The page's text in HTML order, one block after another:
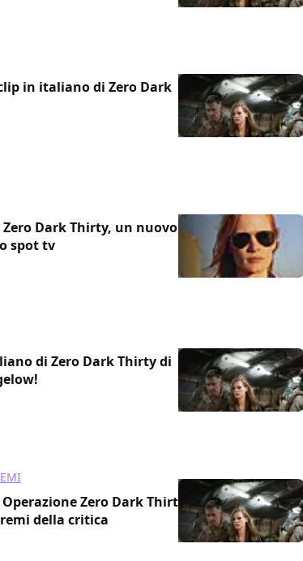
in italiano di Zero Dark
Zero Dark Thirty, un nuovo
spot tv
di Zero Dark Thirty di
Zero Dark Thirty fa
della critica